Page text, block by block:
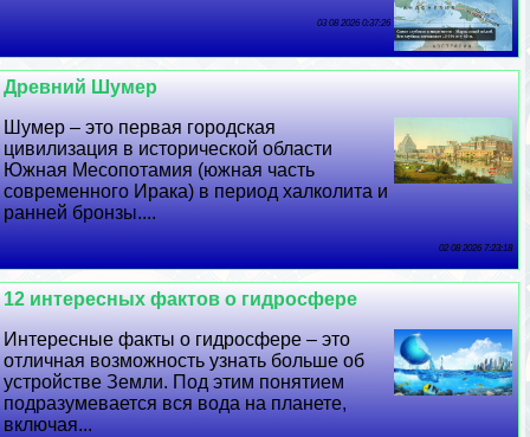
03 08 2026 0:37:26
Древний Шумер
Шумер – это первая городская
цивилизация в исторической области
Южная Месопотамия (южная часть
современного Иpaка) в период халколита и
ранней бронзы....
02 08 2026 7:23:18
12 интересных фактов о гидросфере
Интересные факты о гидросфере – это
отличная возможность узнать больше об
устройстве Земли. Под этим понятием
подразумевается вся вода на планете,
включая...